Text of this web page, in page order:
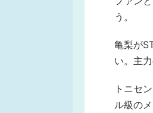
う。
亀梨が
い。主
トニセ
ル級の